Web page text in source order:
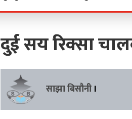
दुई सय रिक्सा
साझा बिसौनी ।